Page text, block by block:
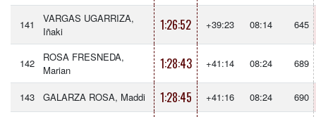
141
VARGAS UGARRIZA,
Iñaki
1:26:52 +39:23 08:14 645
142
ROSA FRESNEDA,
Marian
1:28:43 +41:14 08:24 689
143 GALARZA ROSA, Maddi 1:28:45 +41:16 08:24 690